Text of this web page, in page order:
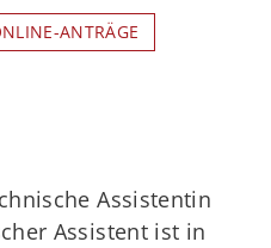
ANTRÄGE
Assistentin
Assistent ist in